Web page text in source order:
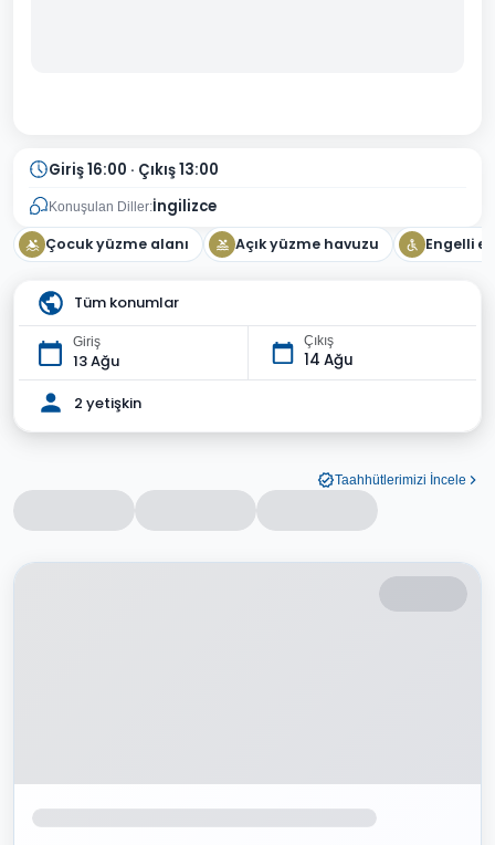
Giriş 16:00 · Çıkış 13:00
Konuşulan Diller:İngilizce
Çocuk yüzme alanı Açık yüzme havuzu Engelli
Tüm konumlar
Giriş
13 Ağu
Çıkış
14 Ağu
2 yetişkin
Taahhütlerimizi İncele